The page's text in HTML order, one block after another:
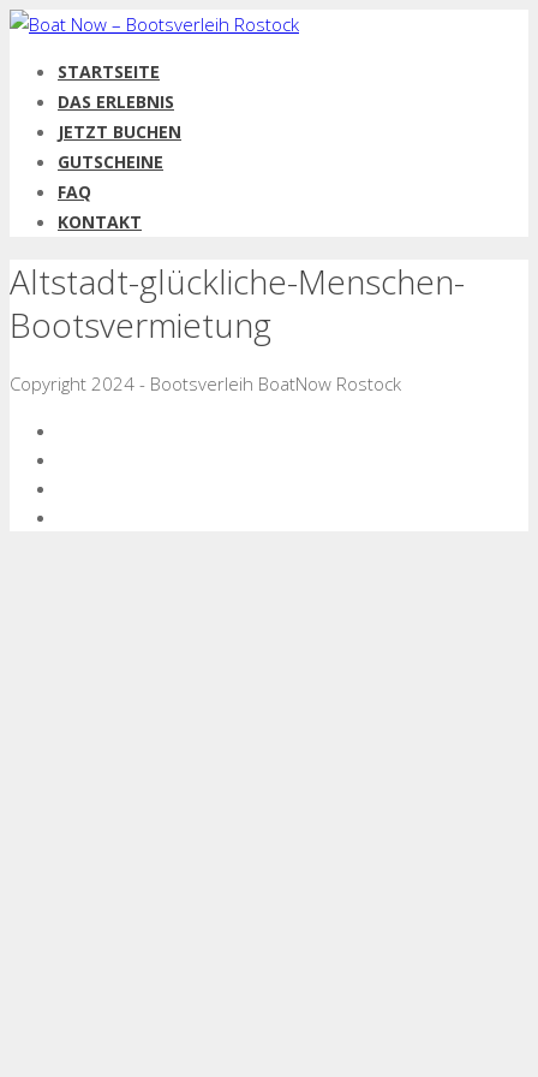
STARTSEITE
DAS ERLEBNIS
JETZT BUCHEN
GUTSCHEINE
FAQ
KONTAKT
Altstadt-glückliche-Menschen-
Bootsvermietung
Copyright 2024 - Bootsverleih BoatNow Rostock